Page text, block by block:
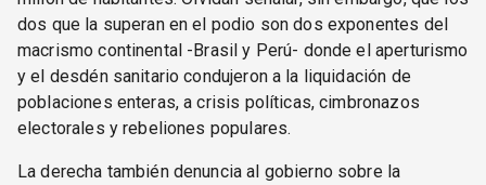
dos que la superan en el podio son dos exponentes del
macrismo continental -Brasil y Perú- donde el aperturismo
y el desdén sanitario condujeron a la liquidación de
poblaciones enteras, a crisis políticas, cimbronazos
electorales y rebeliones populares.
La derecha también denuncia al gobierno sobre la